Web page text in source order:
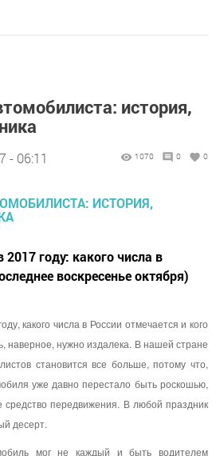
история,
- 06:11 1070 0 0
году: какого числа в
воскресенье октября)
какого числа в России отмечается и кого
наверное, нужно издалека. В нашей стране
становится все больше, потому что,
уже давно перестало быть роскошью,
средство передвижения. В любой праздник
десерт.
мог не каждый и быть водителем